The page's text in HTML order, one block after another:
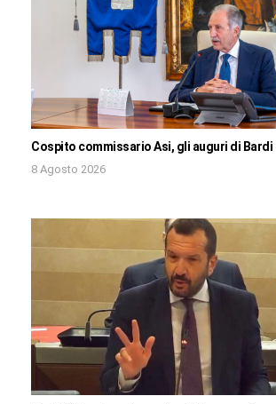
Cospito commissario Asi, gli auguri di Bardi
8 Agosto 2026